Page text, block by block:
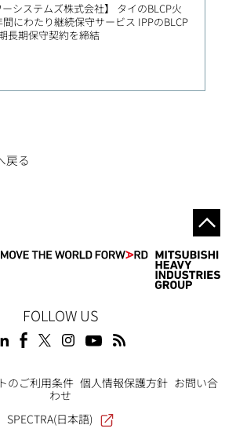
ーシステムズ株式会社】 タイのBLCP火
にわたり継続保守サービス IPPのBLCP
長期保守契約を締結
戻る
FOLLOW US
のご利用条件 個人情報保護方針 お問い合
わせ
SPECTRA(日本語)